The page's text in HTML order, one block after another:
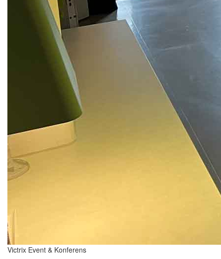
Victrix Event & Konferens